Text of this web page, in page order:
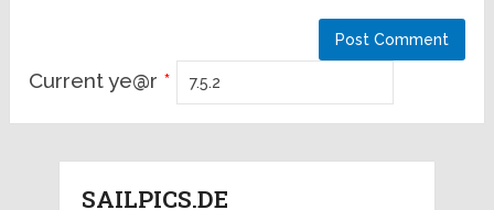
Current ye@r *
SAILPICS.DE